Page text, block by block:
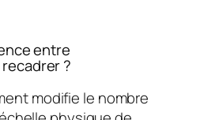
entre
?
modifie le nombre